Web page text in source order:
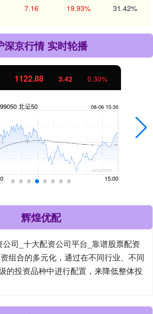
7.16 19.93% 31.42%
深京行情 实时轮播
1122.88 3.42 0.30%
辉煌优配
司_十大配资公司平台_靠谱股票配资
组合的多元化，通过在不同行业、不同
的投资品种中进行配置，来降低整体投